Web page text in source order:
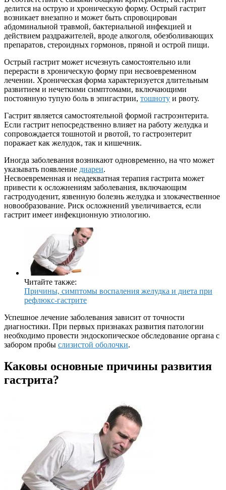
делится на острую и хроническую форму. Острый гастрит
возникает внезапно и может быть спровоцирован
абдоминальной травмой, бактериальной инфекцией и
действием раздражителей, вроде алкоголя, обезболивающих
препаратов, стероидных гормонов, пряной и острой пищи.
Острый гастрит может исчезнуть самостоятельно или
перерасти в хроническую форму при несвоевременном
лечении. Хроническая форма характеризуется длительным
развитием и нечеткими симптомами, включающими
постоянную тупую боль в эпигастрии, тошноту и рвоту.
Гастрит является самостоятельной формой гастроэнтерита.
Если гастрит непосредственно влияет на работу желудка и
сопровождается тошнотой и рвотой, то гастроэнтерит
поражает как желудок, так и кишечник.
Иногда заболевания возникают одновременно, на что может
указывать появление диареи.
Несвоевременная и неадекватная терапия гастрита может
привести к осложнениям заболевания, включающим
гастродуоденит, язвенную болезнь желудка и злокачественное
новообразование. Риск осложнений увеличивается, если
гастрит имеет инфекционную этиологию.
Читайте также:
Причины, симптомы воспаления желудка и диета при
рефлюкс-гастрите
Успешное лечение заболевания зависит от точности
диагностики. При первых признаках развития патологии
необходимо провести эндоскопическое обследование органа с
забором пробы слизистой оболочки.
Каковы основные причины развития
гастрита?